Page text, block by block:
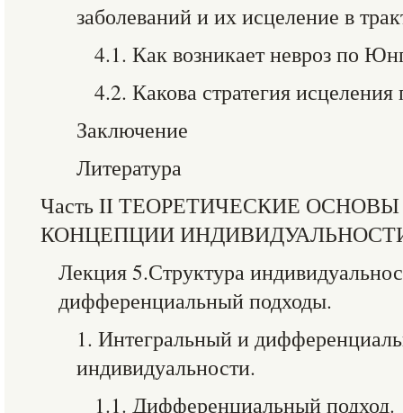
заболеваний и их исцеление в
4.1. Как возникает невроз по
4.2. Какова стратегия
Заключение
Литература
Часть II ТЕОРЕТИЧЕСКИЕ
КОНЦЕПЦИИ
Лекция 5.Структура
дифференциальный подходы.
1. Интегральный и
индивидуальности.
1.1. Дифференциальный подход.